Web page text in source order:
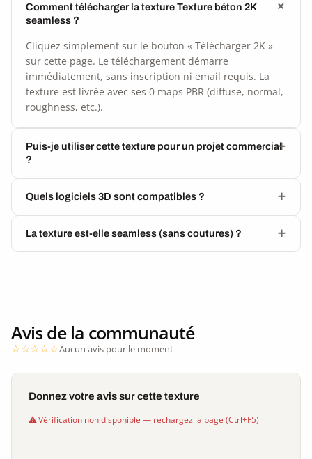
Comment télécharger la texture Texture béton 2K
seamless ?
Cliquez simplement sur le bouton « Télécharger 2K »
sur cette page. Le téléchargement démarre
immédiatement, sans inscription ni email requis. La
texture est livrée avec ses 0 maps PBR (diffuse, normal,
roughness, etc.).
Puis-je utiliser cette texture pour un projet commercial
?
Quels logiciels 3D sont compatibles ?
La texture est-elle seamless (sans coutures) ?
Avis de la communauté
Aucun avis pour le moment
Donnez votre avis sur cette texture
Vérification non disponible — rechargez la page (Ctrl+F5)